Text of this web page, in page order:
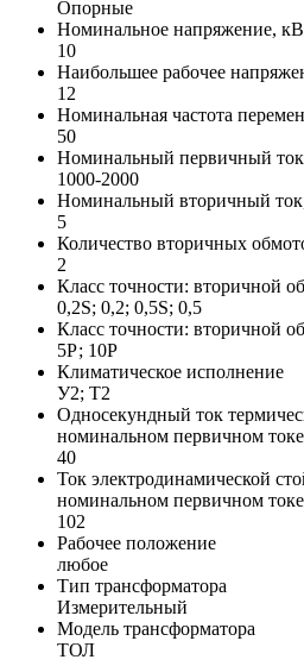
Опорные
Номинальное напряжение, кВ
10
Наибольшее рабочее
12
Номинальная частота
50
Номинальный первичный
1000-2000
Номинальный вторичный
5
Количество вторичных
2
Класс точности: вторичной
0,2S; 0,2; 0,5S; 0,5
Класс точности: вторичной
5Р; 10Р
Климатическое исполнение
У2; Т2
Односекундный ток
номинальном первичном
40
Ток электродинамической
номинальном первичном
102
Рабочее положение
любое
Тип трансформатора
Измерительный
Модель трансформатора
ТОЛ